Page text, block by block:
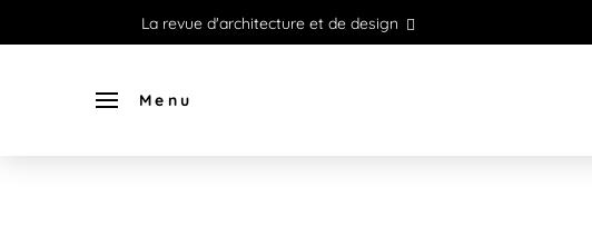
La revue d'architecture et de design
Menu